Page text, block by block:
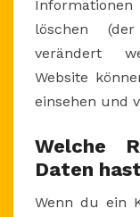
löschen
verändert
Website
einsehen und
Welche
Daten hast
Wenn du ein